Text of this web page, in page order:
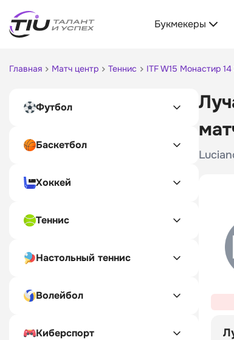
Букмекеры
Главная Матч центр Теннис ITF W15 Монастир
Футбол
Баскетбол
Хоккей
Теннис
Настольный теннис
Волейбол
Киберспорт